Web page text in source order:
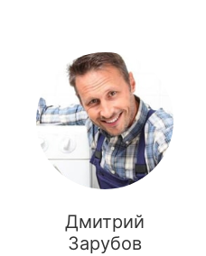
Дмитрий
Зарубов